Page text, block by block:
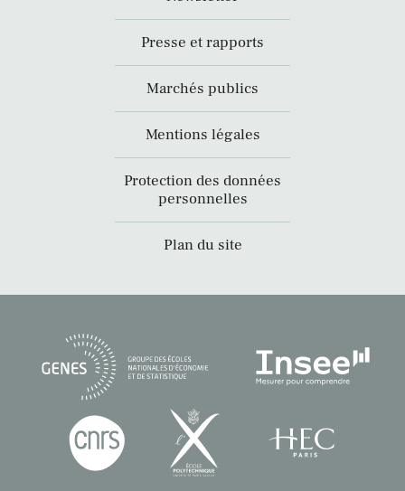
Presse et rapports
Marchés publics
Mentions légales
Protection des données
personnelles
Plan du site